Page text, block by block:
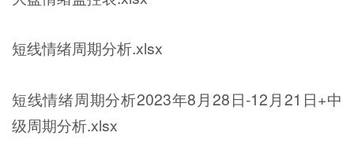
短线情绪周期分析.xlsx
短线情绪周期分析2023年8月28日-12月21日+中
级周期分析.xlsx